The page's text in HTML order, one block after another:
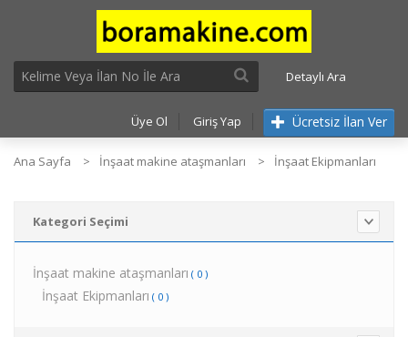
Detaylı Ara
Üye Ol Giriş Yap Ücretsiz İlan Ver
Ana Sayfa İnşaat makine ataşmanları İnşaat Ekipmanları
Kategori Seçimi
İnşaat makine ataşmanları ( 0 )
İnşaat Ekipmanları ( 0 )